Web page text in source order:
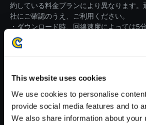
This website uses cookies
We use cookies to personalise
provide social media features and to
We also share information about your
約している料金プランにより異なります。
社にご確認のうえ、ご利用ください。
・ダウンロード時、回線速度によっては5
がかかる場合がございます。
※ご購入いただいたファイルのダウンロー
が安定しているWifi環境でお試しください